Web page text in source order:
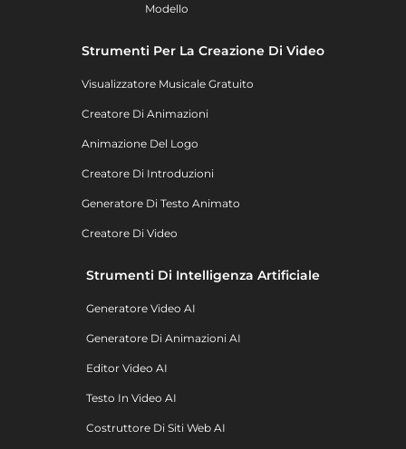
Modello
Strumenti Per La Creazione Di Video
Visualizzatore Musicale Gratuito
Creatore Di Animazioni
Animazione Del Logo
Creatore Di Introduzioni
Generatore Di Testo Animato
Creatore Di Video
Strumenti Di Intelligenza Artificiale
Generatore Video AI
Generatore Di Animazioni AI
Editor Video AI
Testo In Video AI
Costruttore Di Siti Web AI